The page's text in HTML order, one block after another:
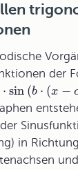
der
⋅ sin (b ⋅ (x −
in